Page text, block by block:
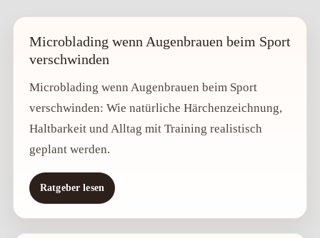
Microblading wenn Augenbrauen beim Sport
verschwinden
Microblading wenn Augenbrauen beim Sport
verschwinden: Wie natürliche Härchenzeichnung,
Haltbarkeit und Alltag mit Training realistisch
geplant werden.
Ratgeber lesen